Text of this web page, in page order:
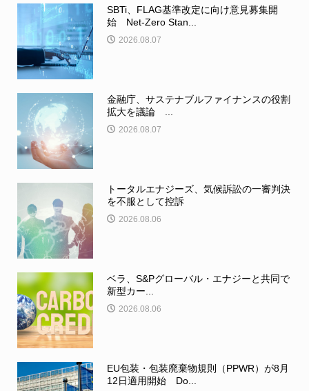
SBTi、FLAG基準改定に向け意見募集開
始 Net-Zero Stan...
2026.08.07
金融庁、サステナブルファイナンスの役割
拡大を議論 ...
2026.08.07
トータルエナジーズ、気候訴訟の一審判決
を不服として控訴
2026.08.06
ベラ、S&Pグローバル・エナジーと共同で
新型カー...
2026.08.06
EU包装・包装廃棄物規則（PPWR）が8月
12日適用開始 Do...